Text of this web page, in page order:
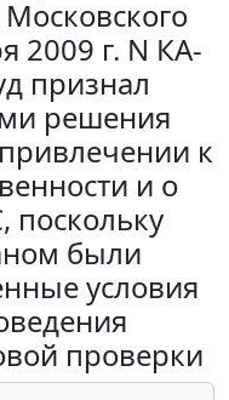
2009 г. N КА-
признал
решения
к
и о
были
условия
проверки